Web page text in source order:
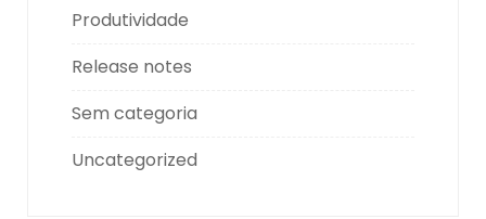
Produtividade
Release notes
Sem categoria
Uncategorized